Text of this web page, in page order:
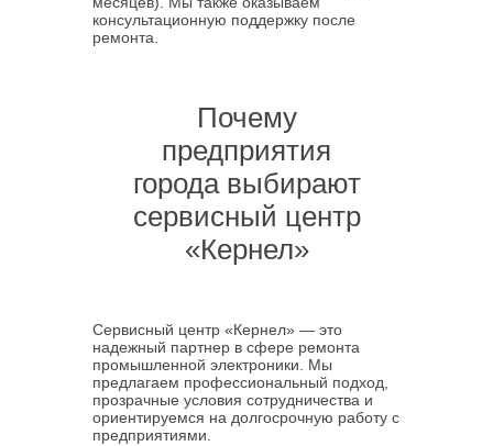
консультационную поддержку после
ремонта.
Почему
предприятия
города выбирают
сервисный центр
«Кернел»
Сервисный центр «Кернел» — это
надежный партнер в сфере ремонта
промышленной электроники. Мы
предлагаем профессиональный подход,
прозрачные условия сотрудничества и
ориентируемся на долгосрочную работу с
предприятиями.